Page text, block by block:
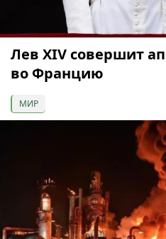
Лев XIV совершит
во Францию
МИР